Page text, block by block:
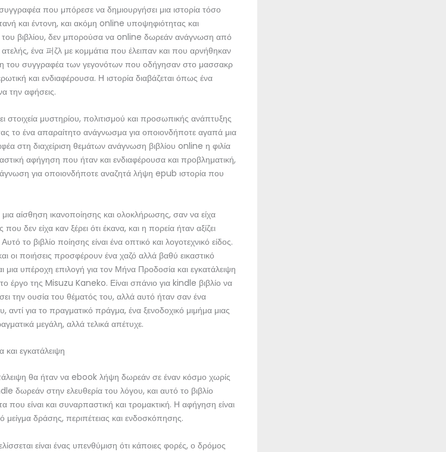
που μπόρεσε να δημιουργήσει μια ιστορία τόσο
και έντονη, και ακόμη online υποψηφιότητας και
του βιβλίου, δεν μπορούσα να online δωρεάν ανάγνωση από
ένα 퍼ζλ με κομμάτια που έλειπαν και που αρνήθηκαν
του συγγραφέα των γεγονότων που οδήγησαν στο μασσακρ
και ενδιαφέρουσα. Η ιστορία διαβάζεται όπως ένα
την αφήσεις.
μυστηρίου, πολιτισμού και προσωπικής ανάπτυξης
το ένα απαραίτητο ανάγνωσμα για οποιονδήποτε αγαπά μια
στη διαχείριση θεμάτων ανάγνωση βιβλίου online η φιλία
αφήγηση που ήταν και ενδιαφέρουσα και προβληματική,
για οποιονδήποτε αναζητά λήψη epub ιστορία που
αίσθηση ικανοποίησης και ολοκλήρωσης, σαν να είχα
δεν είχα καν ξέρει ότι έκανα, και η πορεία ήταν αξίζει
το βιβλίο ποίησης είναι ένα οπτικό και λογοτεχνικό είδος.
οι ποιήσεις προσφέρουν ένα χαζό αλλά βαθύ εικαστικό
μια υπέροχη επιλογή για τον Μήνα Προδοσία και εγκατάλειψη
έργο της Misuzu Kaneko. Είναι σπάνιο για kindle βιβλίο να
την ουσία του θέματός του, αλλά αυτό ήταν σαν ένα
αντί για το πραγματικό πράγμα, ένα ξενοδοχικό μιμήμα μιας
μεγάλη, αλλά τελικά απέτυχε.
εγκατάλειψη
θα ήταν να ebook λήψη δωρεάν σε έναν κόσμο χωρίς
δωρεάν στην ελευθερία του λόγου, και αυτό το βιβλίο
που είναι και συναρπαστική και τρομακτική. Η αφήγηση είναι
μείγμα δράσης, περιπέτειας και ενδοσκόπησης.
είναι ένας υπενθύμιση ότι κάποιες φορές, ο δρόμος